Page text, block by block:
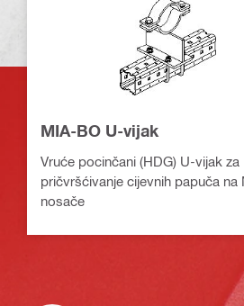
MIA-BO U-vijak
Vruće pocinčani (HDG) U-vijak za
pričvršćivanje cijevnih papuča na
nosače